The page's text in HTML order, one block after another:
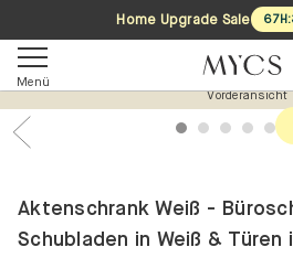
Home Upgrade Sale 67H:
Menü
Vorderansicht
1 2 3 4 5
Aktenschrank Weiß -
Schubladen in Weiß & Türen